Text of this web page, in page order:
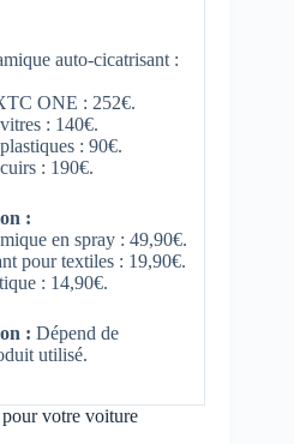
auto-cicatrisant :
ONE : 252€.
: 140€.
: 90€.
: 190€.
:
en spray : 49,90€.
pour textiles : 19,90€.
: 14,90€.
: Dépend de
utilisé.
votre voiture